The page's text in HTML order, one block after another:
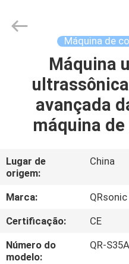
PRODUTOS
NÓS
VISITA
À
FÁBRICA
Automation
Equipment
Máquina de
Máquina
avançada
máquina
Lugar de
origem:
China
Marca:
QRsonic
Certificação:
CE
Número do
modelo:
QR-S35A